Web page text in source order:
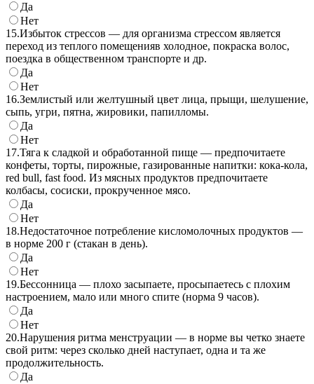
Да
Нет
15.Избыток стрессов — для организма стрессом является
переход из теплого помещенияв холодное, покраска волос,
поездка в общественном транспорте и др.
Да
Нет
16.Землистый или желтушный цвет лица, прыщи, шелушение,
сыпь, угри, пятна, жировики, папилломы.
Да
Нет
17.Тяга к сладкой и обработанной пище — предпочитаете
конфеты, торты, пирожные, газированные напитки: кока-кола,
red bull, fast food. Из мясных продуктов предпочитаете
колбасы, сосиски, прокрученное мясо.
Да
Нет
18.Недостаточное потребление кисломолочных продуктов —
в норме 200 г (стакан в день).
Да
Нет
19.Бессонница — плохо засыпаете, просыпаетесь с плохим
настроением, мало или много спите (норма 9 часов).
Да
Нет
20.Нарушения ритма менструации — в норме вы четко знаете
свой ритм: через сколько дней наступает, одна и та же
продолжительность.
Да